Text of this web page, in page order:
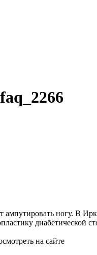
ногу. В
диабетической
на сайте